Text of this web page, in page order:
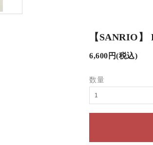
【SANRIO
6,600円(税込)
数量